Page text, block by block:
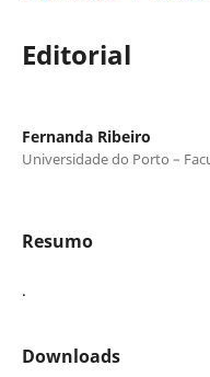
Editorial
Fernanda Ribeiro
Universidade do Porto –
Resumo
.
Downloads